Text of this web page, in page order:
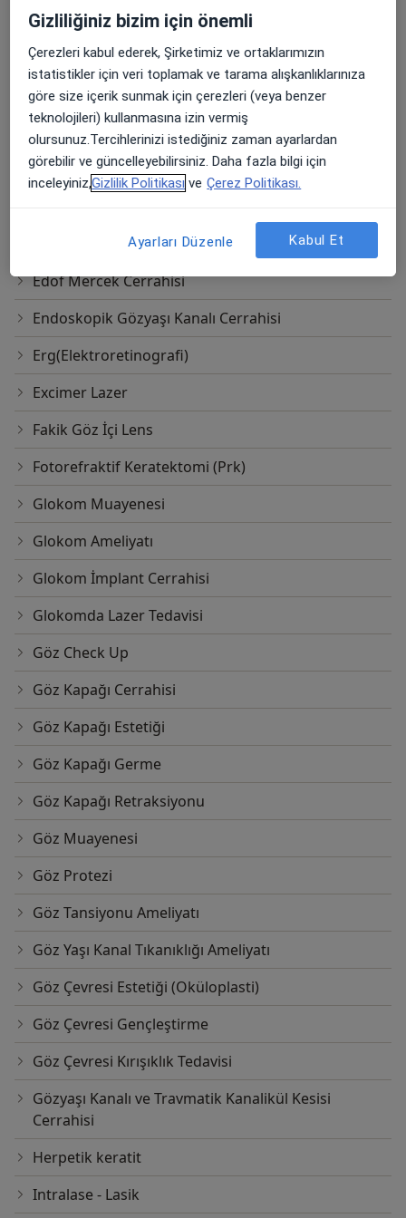
Derin anterior lamellar keratoplasti
Diabetik retinopati
Dikiş
Dikişsiz Glokom Cerrahisi
Dikişsiz Pterijium cerrahisi
Diyabette makula ödemi tedavisi
Edof Mercek Cerrahisi
Endoskopik Gözyaşı Kanalı Cerrahisi
Erg(Elektroretinografi)
Excimer Lazer
Fakik Göz İçi Lens
Fotorefraktif Keratektomi (Prk)
Glokom Muayenesi
Glokom Ameliyatı
Glokom İmplant Cerrahisi
Glokomda Lazer Tedavisi
Göz Check Up
Göz Kapağı Cerrahisi
Göz Kapağı Estetiği
Göz Kapağı Germe
Göz Kapağı Retraksiyonu
Göz Muayenesi
Göz Protezi
Göz Tansiyonu Ameliyatı
Göz Yaşı Kanal Tıkanıklığı Ameliyatı
Göz Çevresi Estetiği (Oküloplasti)
Göz Çevresi Gençleştirme
Göz Çevresi Kırışıklık Tedavisi
Gözyaşı Kanalı ve Travmatik Kanalikül Kesisi
Cerrahisi
Herpetik keratit
Intralase - Lasik
Gizliliğiniz bizim için önemli
Çerezleri kabul ederek, Şirketimiz ve ortaklarımızın
istatistikler için veri toplamak ve tarama alışkanlıklarınıza
göre size içerik sunmak için çerezleri (veya benzer
teknolojileri) kullanmasına izin vermiş
olursunuz.Tercihlerinizi istediğiniz zaman ayarlardan
görebilir ve güncelleyebilirsiniz. Daha fazla bilgi için
inceleyiniz,Gizlilik Politikası ve Çerez Politikası.
Ayarları Düzenle Kabul Et